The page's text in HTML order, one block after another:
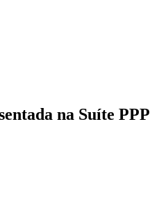
na Suíte PPP